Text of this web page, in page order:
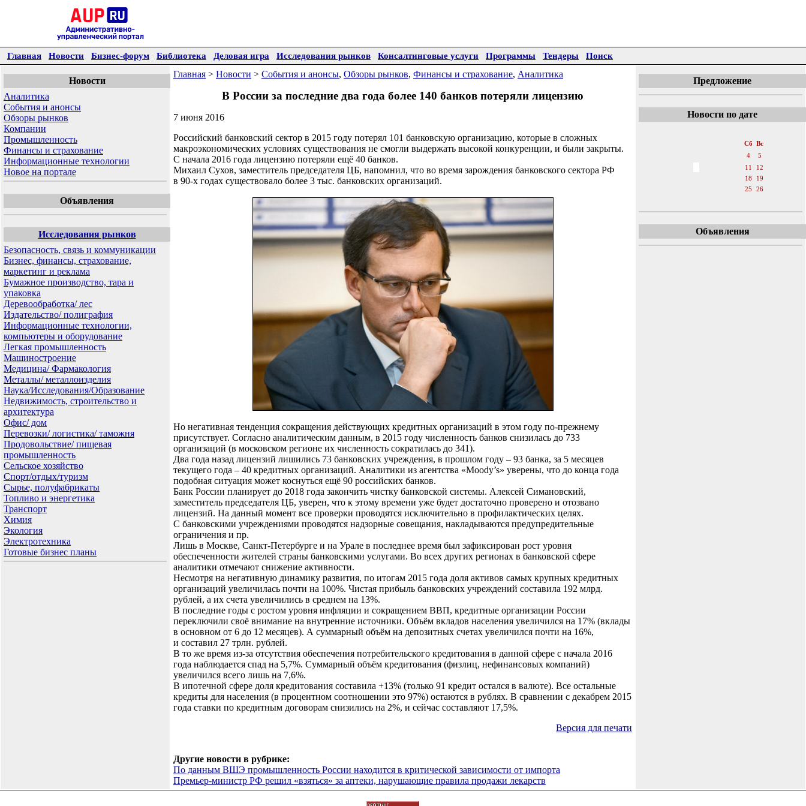
Главная Новости Бизнес-форум Библиотека Деловая игра Исследования рынков Консалтинговые услуги Программы Тендеры Поиск
Новости
Аналитика
События и анонсы
Обзоры рынков
Компании
Промышленность
Финансы и страхование
Информационные технологии
Новое на портале
Объявления
Исследования рынков
Безопасность, связь и коммуникации
Бизнес, финансы, страхование,
маркетинг и реклама
Бумажное производство, тара и
упаковка
Деревообработка/ лес
Издательство/ полиграфия
Информационные технологии,
компьютеры и оборудование
Легкая промышленность
Машиностроение
Медицина/ Фармакология
Металлы/ металлоизделия
Наука/Исследования/Образование
Недвижимость, строительство и
архитектура
Офис/ дом
Перевозки/ логистика/ таможня
Продовольствие/ пищевая
промышленность
Сельское хозяйство
Спорт/отдых/туризм
Сырье, полуфабрикаты
Топливо и энергетика
Транспорт
Химия
Экология
Электротехника
Готовые бизнес планы
Главная > Новости > События и анонсы, Обзоры рынков, Финансы и страхование, Аналитика
В России за последние два года более 140 банков потеряли лицензию
7 июня 2016
Российский банковский сектор в 2015 году потерял 101 банковскую организацию, которые в сложных
макроэкономических условиях существования не смогли выдержать высокой конкуренции, и были закрыты.
С начала 2016 года лицензию потеряли ещё 40 банков.
Михаил Сухов, заместитель председателя ЦБ, напомнил, что во время зарождения банковского сектора РФ
в 90-х годах существовало более 3 тыс. банковских организаций.
Но негативная тенденция сокращения действующих кредитных организаций в этом году по-прежнему
присутствует. Согласно аналитическим данным, в 2015 году численность банков снизилась до 733
организаций (в московском регионе их численность сократилась до 341).
Два года назад лицензий лишились 73 банковских учреждения, в прошлом году – 93 банка, за 5 месяцев
текущего года – 40 кредитных организаций. Аналитики из агентства «Moody’s» уверены, что до конца года
подобная ситуация может коснуться ещё 90 российских банков.
Банк России планирует до 2018 года закончить чистку банковской системы. Алексей Симановский,
заместитель председателя ЦБ, уверен, что к этому времени уже будет достаточно проверено и отозвано
лицензий. На данный момент все проверки проводятся исключительно в профилактических целях.
С банковскими учреждениями проводятся надзорные совещания, накладываются предупредительные
ограничения и пр.
Лишь в Москве, Санкт-Петербурге и на Урале в последнее время был зафиксирован рост уровня
обеспеченности жителей страны банковскими услугами. Во всех других регионах в банковской сфере
аналитики отмечают снижение активности.
Несмотря на негативную динамику развития, по итогам 2015 года доля активов самых крупных кредитных
организаций увеличилась почти на 100%. Чистая прибыль банковских учреждений составила 192 млрд.
рублей, а их счета увеличились в среднем на 13%.
В последние годы с ростом уровня инфляции и сокращением ВВП, кредитные организации России
переключили своё внимание на внутренние источники. Объём вкладов населения увеличился на 17% (вклады
в основном от 6 до 12 месяцев). А суммарный объём на депозитных счетах увеличился почти на 16%,
и составил 27 трлн. рублей.
В то же время из-за отсутствия обеспечения потребительского кредитования в данной сфере с начала 2016
года наблюдается спад на 5,7%. Суммарный объём кредитования (физлиц, нефинансовых компаний)
увеличился всего лишь на 7,6%.
В ипотечной сфере доля кредитования составила +13% (только 91 кредит остался в валюте). Все остальные
кредиты для населения (в процентном соотношении это 97%) остаются в рублях. В сравнении с декабрем 2015
года ставки по кредитным договорам снизились на 2%, и сейчас составляют 17,5%.
Версия для печати
Другие новости в рубрике:
По данным ВШЭ промышленность России находится в критической зависимости от импорта
Премьер-министр РФ решил «взяться» за аптеки, нарушающие правила продажи лекарств
Предложение
Новости по дате
Сб Вс
4
5
11
12
18
19
25
26
Объявления